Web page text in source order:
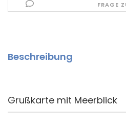
FRAGE
Beschreibung
Grußkarte mit Meerblick